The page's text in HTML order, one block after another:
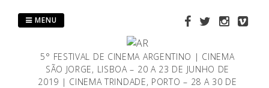
5° FESTIVAL DE CINEMA ARGENTINO | CINEMA
SÃO JORGE, LISBOA – 20 A 23 DE JUNHO DE
2019 | CINEMA TRINDADE, PORTO – 28 A 30 DE
MENU